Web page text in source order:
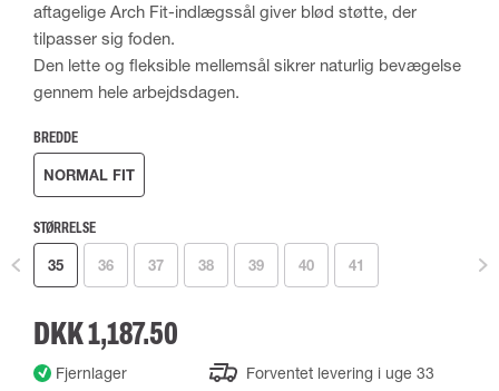
aftagelige Arch Fit-indlægssål giver blød støtte, der
tilpasser sig foden.
Den lette og fleksible mellemsål sikrer naturlig bevægelse
gennem hele arbejdsdagen.
BREDDE
NORMAL FIT
STØRRELSE
35 36 37 38 39 40 41
DKK 1,187.50
Fjernlager Forventet levering i uge 33